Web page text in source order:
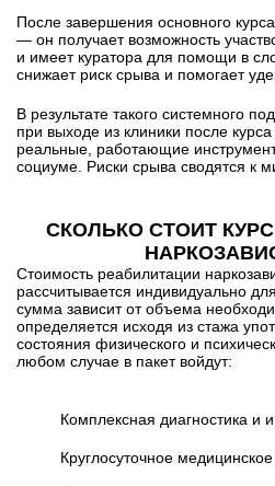
После завершения основного
— он получает возможность
и имеет куратора для помощи в
снижает риск срыва и помогает
В результате такого системного
при выходе из клиники после курса
реальные, работающие
социуме. Риски срыва сводятся к
СКОЛЬКО СТОИТ
Стоимость реабилитации
рассчитывается индивидуально
сумма зависит от объема
определяется исходя из стажа
состояния физического и
любом случае в пакет войдут:
Комплексная диагностика и
Круглосуточное